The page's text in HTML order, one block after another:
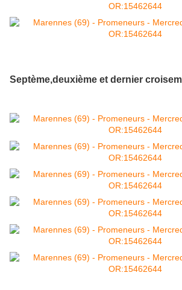
Septème,deuxième et dernier